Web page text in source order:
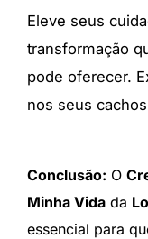
Eleve seus
transformação
pode oferecer.
nos seus
Conclusão: O
Minha Vida da
essencial para